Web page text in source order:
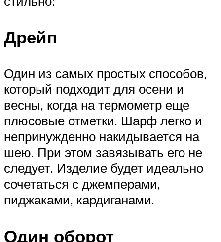
Дрейп
Один из самых простых способов,
который подходит для осени и
весны, когда на термометр еще
плюсовые отметки. Шарф легко и
непринужденно накидывается на
шею. При этом завязывать его не
следует. Изделие будет идеально
сочетаться с джемперами,
пиджаками, кардиганами.
Один оборот